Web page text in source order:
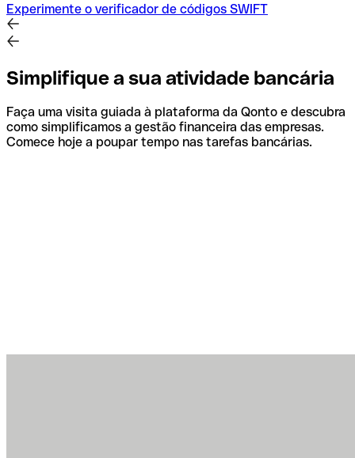
Experimente o verificador de códigos SWIFT
Simplifique a sua atividade bancária
Faça uma visita guiada à plataforma da Qonto e descubra
como simplificamos a gestão financeira das empresas.
Comece hoje a poupar tempo nas tarefas bancárias.